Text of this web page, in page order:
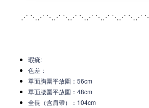
⋰ ⋱⋰ ⋱⋰ ⋱⋰ ⋱⋰ ⋱⋰ ⋱⋰ ⋱⋰ ⋱
瑕疵:
色差：
單面胸圍平放圍：56cm
單面腰圍平放圍：48cm
全長（含肩帶）：104cm